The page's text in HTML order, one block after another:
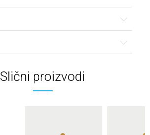
Slični proizvodi